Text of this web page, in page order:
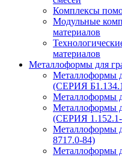
Комплексы
Модульные
материалов
материалов
Металлоформы для
Металлоформы
(СЕРИЯ
Металлоформы
Металлоформы
(СЕРИЯ
Металлоформы
8717.0-84)
Металлоформы